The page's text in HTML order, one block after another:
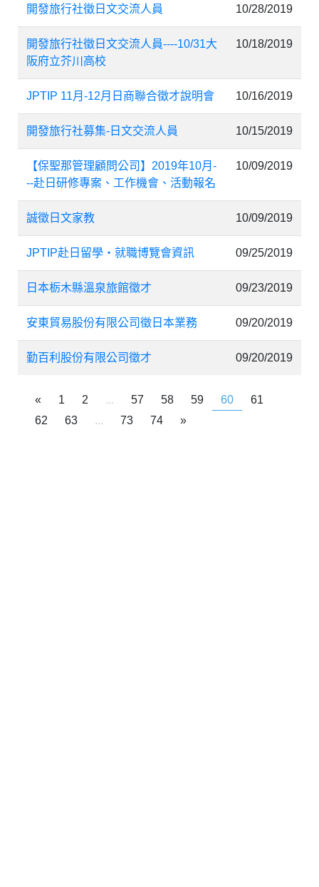
開發旅行社徵日文交流人員 10/28/2019
開發旅行社徵日文交流人員----10/31大
阪府立芥川高校
10/18/2019
JPTIP 11月-12月日商聯合徵才說明會 10/16/2019
開發旅行社募集-日文交流人員 10/15/2019
【保聖那管理顧問公司】2019年10月-
--赴日研修專案、工作機會、活動報名
10/09/2019
誠徵日文家教 10/09/2019
JPTIP赴日留學‧就職博覽會資訊 09/25/2019
日本栃木縣溫泉旅館徵才 09/23/2019
安東貿易股份有限公司徵日本業務 09/20/2019
勤百利股份有限公司徵才 09/20/2019
« 1 2 ... 57 58 59 60
61
62
63 ... 73 74 »